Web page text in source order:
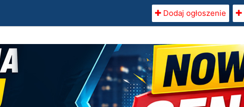
Dodaj ogłoszenie